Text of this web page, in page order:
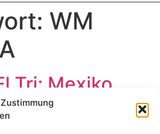
WM
Tri: Mexiko
3:0 und